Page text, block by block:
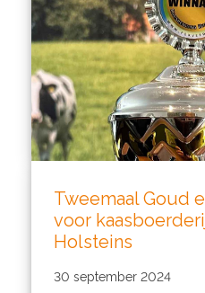
Tweemaal Goud
voor
Holsteins
30 september 2024